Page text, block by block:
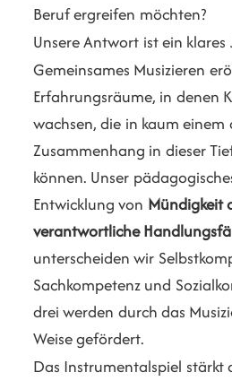
Beruf ergreifen möchten?
Unsere Antwort ist ein klares
Gemeinsames Musizieren
Erfahrungsräume, in denen
wachsen, die in kaum einem
Zusammenhang in dieser
können. Unser
Entwicklung von Mündigkeit
verantwortliche
unterscheiden wir
Sachkompetenz und
drei werden durch das
Weise gefördert.
Das Instrumentalspiel stärkt